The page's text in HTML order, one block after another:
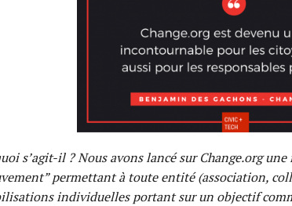
s’agit-il ? Nous avons lancé sur Change.org
permettant à toute entité (association,
individuelles portant sur un objectif